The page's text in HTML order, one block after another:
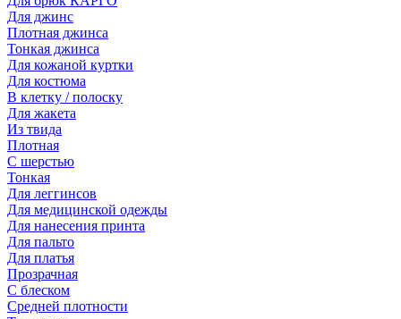
Для джинс
Плотная джинса
Тонкая джинса
Для кожаной куртки
Для костюма
В клетку / полоску
Для жакета
Из твида
Плотная
С шерстью
Тонкая
Для леггинсов
Для медицинской одежды
Для нанесения принта
Для пальто
Для платья
Прозрачная
С блеском
Средней плотности